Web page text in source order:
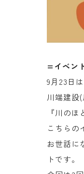
=イベン
9月23日
川端建設
『川の
こちらの
お世話に
トです。